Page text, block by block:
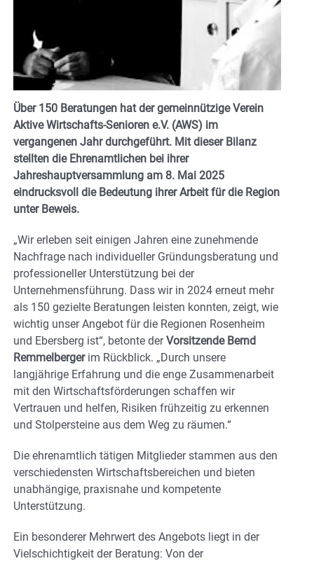
Über 150 Beratungen hat der gemeinnützige Verein
Aktive Wirtschafts-Senioren e.V. (AWS) im
vergangenen Jahr durchgeführt. Mit dieser Bilanz
stellten die Ehrenamtlichen bei ihrer
Jahreshauptversammlung am 8. Mai 2025
eindrucksvoll die Bedeutung ihrer Arbeit für die Region
unter Beweis.
„Wir erleben seit einigen Jahren eine zunehmende
Nachfrage nach individueller Gründungsberatung und
professioneller Unterstützung bei der
Unternehmensführung. Dass wir in 2024 erneut mehr
als 150 gezielte Beratungen leisten konnten, zeigt, wie
wichtig unser Angebot für die Regionen Rosenheim
und Ebersberg ist“, betonte derVorsitzende Bernd
Remmelbergerim Rückblick. „Durch unsere
langjährige Erfahrung und die enge Zusammenarbeit
mit den Wirtschaftsförderungen schaffen wir
Vertrauen und helfen, Risiken frühzeitig zu erkennen
und Stolpersteine aus dem Weg zu räumen.“
Die ehrenamtlich tätigen Mitglieder stammen aus den
verschiedensten Wirtschaftsbereichen und bieten
unabhängige, praxisnahe und kompetente
Unterstützung.
Ein besonderer Mehrwert des Angebots liegt in der
Vielschichtigkeit der Beratung: Von der